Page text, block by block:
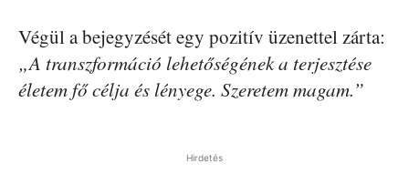
Végül a bejegyzését egy pozitív üzenettel zárta:
„A transzformáció lehetőségének a terjesztése
életem fő célja és lényege. Szeretem magam.”
Hirdetés